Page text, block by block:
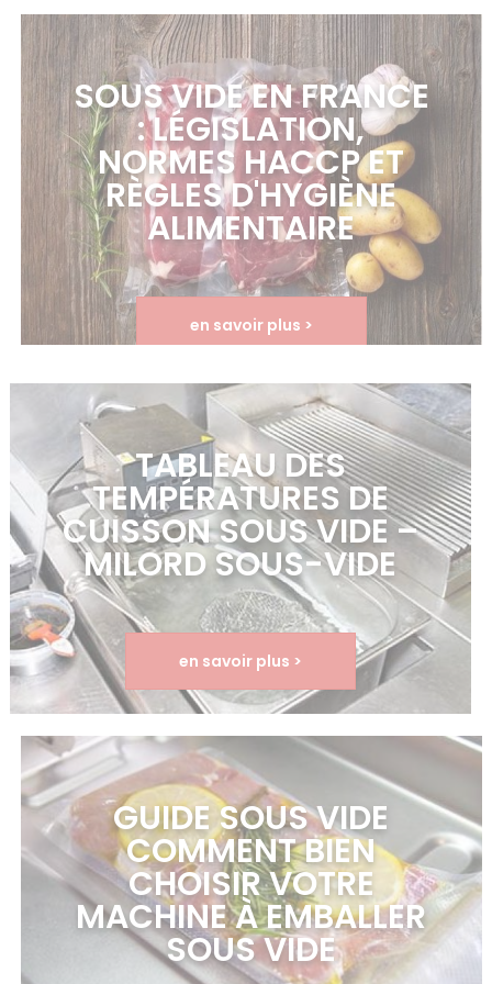
en savoir plus >
SOUS VIDE EN FRANCE
: LÉGISLATION,
NORMES HACCP ET
RÈGLES D'HYGIÈNE
ALIMENTAIRE
en savoir plus >
TABLEAU DES
TEMPÉRATURES DE
CUISSON SOUS VIDE –
MILORD SOUS-VIDE
en savoir plus >
GUIDE SOUS VIDE
COMMENT BIEN
CHOISIR VOTRE
MACHINE À EMBALLER
SOUS VIDE